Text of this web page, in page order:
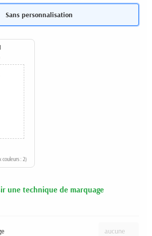
Sans personnalisation
couleurs : 2)
une technique de marquage